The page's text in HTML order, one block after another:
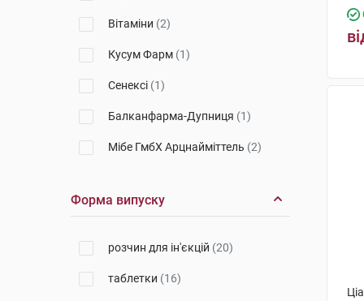
Вітаміни (2)
Кусум Фарм (1)
Сенексі (1)
Балканфарма-Дупниця (1)
Мібе ГмбХ Арцнайміттель (2)
Солюфарм Фармацойтіше
Г.Л.Фарма(1)
Юніфарм (1)
Форма випуску
розчин для ін'єкцій (20)
таблетки (16)